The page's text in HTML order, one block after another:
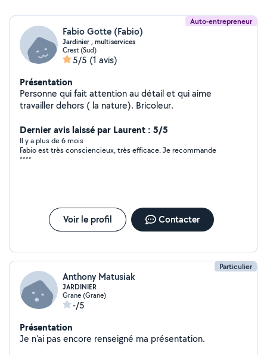
Auto-entrepreneur
Fabio Gotte (Fabio)
Jardinier , multiservices
Crest (Sud)
5/5 (1 avis)
Présentation
Personne qui fait attention au détail et qui aime
travailler dehors ( la nature). Bricoleur.
Dernier avis laissé par Laurent : 5/5
Il y a plus de 6 mois
Fabio est très consciencieux, très efficace. Je recommande
****
Voir le profil Contacter
Particulier
Anthony Matusiak
JARDINIER
Grane (Grane)
-/5
Présentation
Je n'ai pas encore renseigné ma présentation.